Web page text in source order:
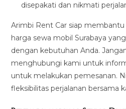
disepakati dan nikmati
Arimbi Rent Car siap
harga sewa mobil Surabaya
dengan kebutuhan Anda.
menghubungi kami untuk
untuk melakukan pemesanan.
fleksibilitas perjalanan bersama